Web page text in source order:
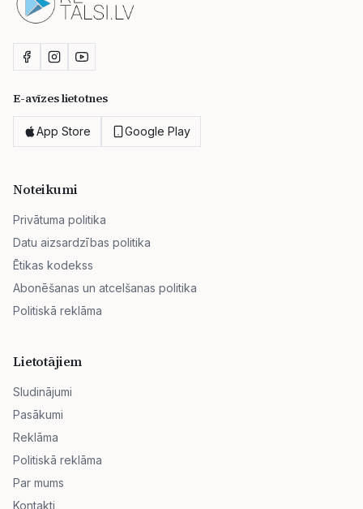
E-avīzes lietotnes
App Store Google Play
Noteikumi
Privātuma politika
Datu aizsardzības politika
Ētikas kodekss
Abonēšanas un atcelšanas politika
Politiskā reklāma
Lietotājiem
Sludinājumi
Pasākumi
Reklāma
Politiskā reklāma
Par mums
Kontakti